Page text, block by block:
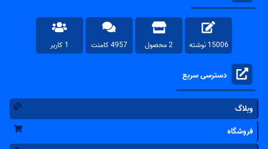
15006 نوشته 2 محصول 4957 کامنت 1 کاربر
دسترسی سریع
وبلاگ
فروشگاه